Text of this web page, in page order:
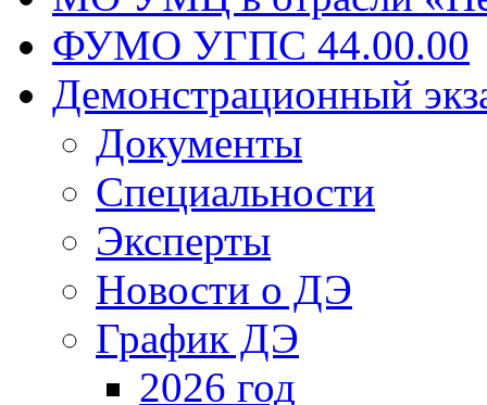
ФУМО УГПС 44.00.00
Демонстрационный
Документы
Специальности
Эксперты
Новости о ДЭ
График ДЭ
2026 год